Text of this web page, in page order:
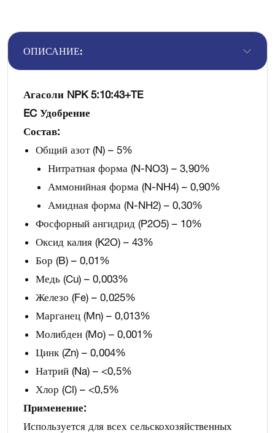
ОПИСАНИЕ:
Агасоли NPK 5:10:43+TE
EC Удобрение
Состав:
Общий азот (N) – 5%
Нитратная форма (N-NO3) – 3,90%
Аммонийная форма (N-NH4) – 0,90%
Амидная форма (N-NH2) – 0,30%
Фосфорный ангидрид (P2O5) – 10%
Оксид калия (K2O) – 43%
Бор (B) – 0,01%
Медь (Cu) – 0,003%
Железо (Fe) – 0,025%
Марганец (Mn) – 0,013%
Молибден (Mo) – 0,001%
Цинк (Zn) – 0,004%
Натрий (Na) – <0,5%
Хлор (Cl) – <0,5%
Применение:
Используется для всех сельскохозяйственных